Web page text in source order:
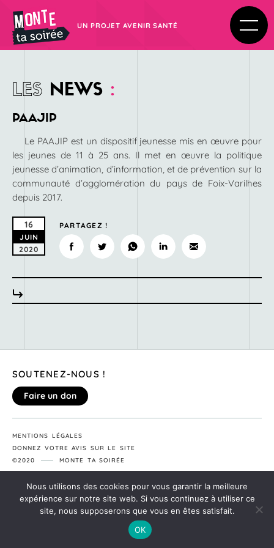
UN PROJET AVENIR SANTÉ
LES NEWS :
PAAJIP
Le PAAJIP est un dispositif jeunesse mis en œuvre pour
les jeunes de 11 à 25 ans. Il met en œuvre la politique
jeunesse d’animation, d’information, et de prévention sur la
communauté d’agglomération du pays de Foix-Varilhes
depuis 2017.
16
JUIN
2020
PARTAGEZ !
SOUTENEZ-NOUS !
Faire un don
MENTIONS LÉGALES
DONNEZ VOTRE AVIS SUR LE SITE
©2020
MONTE TA SOIRÉE
Nous utilisons des cookies pour vous garantir la meilleure
expérience sur notre site web. Si vous continuez à utiliser ce
site, nous supposerons que vous en êtes satisfait.
OK